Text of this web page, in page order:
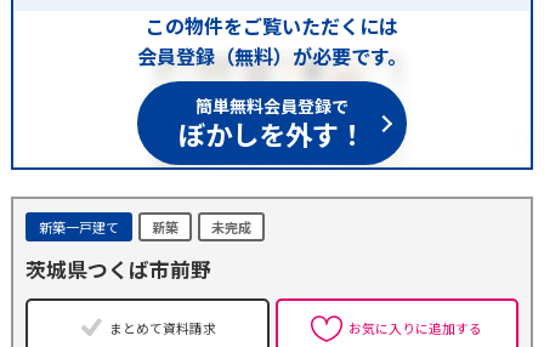
この物件をご覧いただくには
会員登録（無料）が必要です。
簡単無料会員登録で
ぼかしを外す！
新築一戸建て 新築 未完成
茨城県つくば市前野
まとめて資料請求 お気に入りに追加する